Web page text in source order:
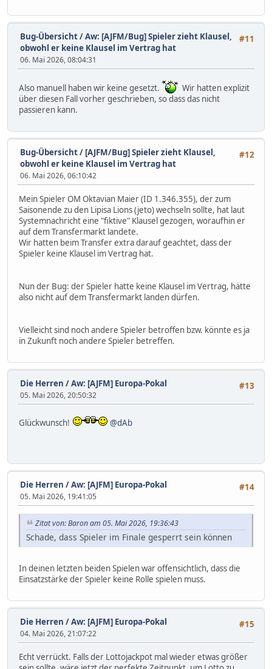
#11
Bug-Übersicht/Aw: [AJFM/Bug] Spieler zieht Klausel,
obwohl er keine Klausel im Vertrag hat
06. Mai 2026, 08:04:31
Also manuell haben wir keine gesetzt.
Wir hatten explizit
über diesen Fall vorher geschrieben, so dass das nicht
passieren kann.
#12
Bug-Übersicht/ [AJFM/Bug] Spieler zieht Klausel,
obwohl er keine Klausel im Vertrag hat
06. Mai 2026, 06:10:42
Mein Spieler OM Oktavian Maier (ID 1.346.355), der zum
Saisonende zu den Lipisa Lions (jeto) wechseln sollte, hat laut
Systemnachricht eine "fiktive" Klausel gezogen, woraufhin er
auf dem Transfermarkt landete.
Wir hatten beim Transfer extra darauf geachtet, dass der
Spieler keine Klausel im Vertrag hat.
Nun der Bug: der Spieler hatte keine Klausel im Vertrag, hätte
also nicht auf dem Transfermarkt landen dürfen.
Vielleicht sind noch andere Spieler betroffen bzw. könnte es ja
in Zukunft noch andere Spieler betreffen.
#13
Die Herren /Aw: [AJFM] Europa-Pokal
05. Mai 2026, 20:50:32
Glückwunsch! @dAb
#14
Die Herren /Aw: [AJFM] Europa-Pokal
05. Mai 2026, 19:41:05
Zitat von: Baron am 05. Mai 2026, 19:36:43
Schade, dass Spieler im Finale gesperrt sein können
In deinen letzten beiden Spielen war offensichtlich, dass die
Einsatzstärke der Spieler keine Rolle spielen muss.
#15
Die Herren /Aw: [AJFM] Europa-Pokal
04. Mai 2026, 21:07:22
Echt verrückt. Falls der Lottojackpot mal wieder etwas größer